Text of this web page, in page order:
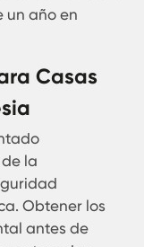
que las
buscan una
contenedor de
- IDR
de 40 pies):
600,000,000.